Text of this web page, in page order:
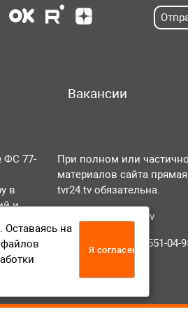
Вакансии
ФС 77-
в
и
При полном или
материалов сайта
tvr24.tv обязательна.
info@tvr24.tv
Телефон: +7 (496) 551-04-
на
Я согласен